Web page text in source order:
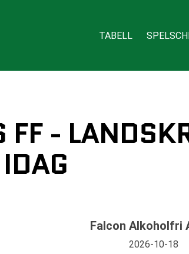
TABELL
FF -
Falcon Alkoholfri
2026-10-18